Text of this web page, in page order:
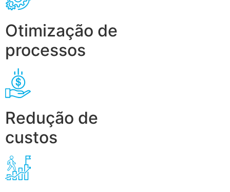
Otimização de
processos
Redução de
custos